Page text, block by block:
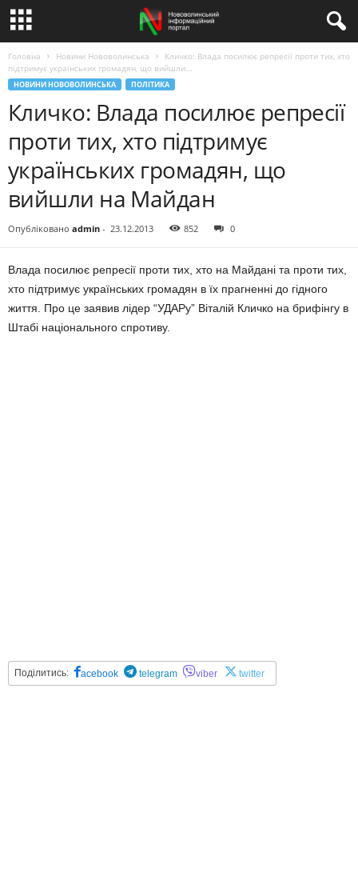
Головна Новини Нововолинська
Кличко: Влада посилює репресії проти тих, хто
підтримує українських громадян, що вийшли...
НОВИНИ НОВОВОЛИНСЬКА ПОЛІТИКА
Кличко: Влада посилює репресії
проти тих, хто підтримує
українських громадян, що
вийшли на Майдан
Опубліковано admin - 23.12.2013 852 0
Влада посилює репресії проти тих, хто на Майдані та проти тих,
хто підтримує українських громадян в їх прагненні до гідного
життя. Про це заявив лідер “УДАРу” Віталій Кличко на брифінгу в
Штабі національного спротиву.
Поділитись: acebook telegram viber twitter